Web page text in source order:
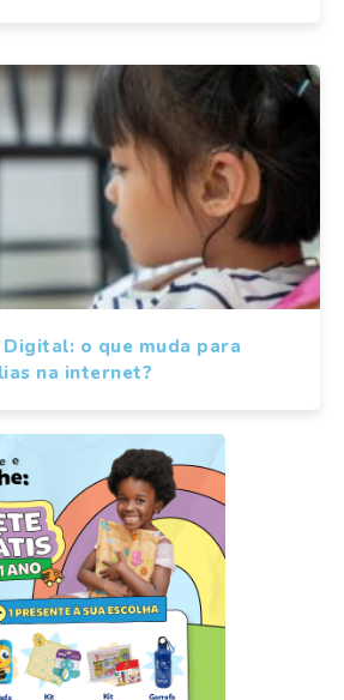
Digital: o que muda para
na internet?